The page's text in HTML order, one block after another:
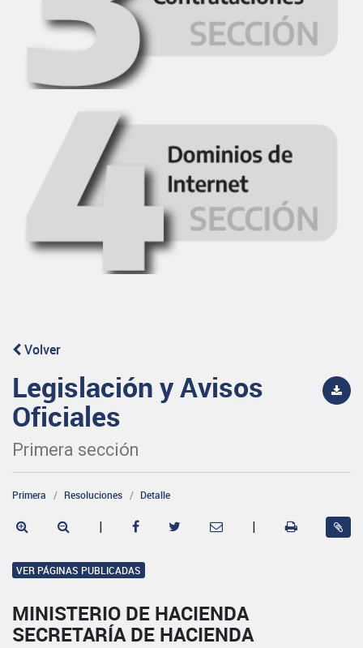
Volver
Legislación y Avisos
Oficiales
Primera sección
Primera Resoluciones Detalle
| |
VER PÁGINAS PUBLICADAS
MINISTERIO DE HACIENDA
SECRETARÍA DE HACIENDA